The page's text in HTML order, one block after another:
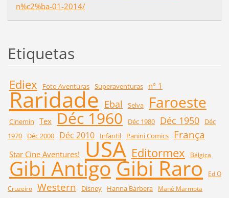
n%c2%ba-01-2014/
Etiquetas
Ediex Foto Aventuras Superaventuras nº 1
Raridade Ebal Selva Faroeste
Cinemin Tex Déc 1960 Déc 1980 Déc 1950
Déc
1970
Déc 2000 Déc 2010 Infantil Panini Comics França
Star Cine Aventures! USA Editormex Bélgica
Gibi AntigoGibi Raro
Ed O
Cruzeiro Western Disney Hanna Barbera
Mané Marmota